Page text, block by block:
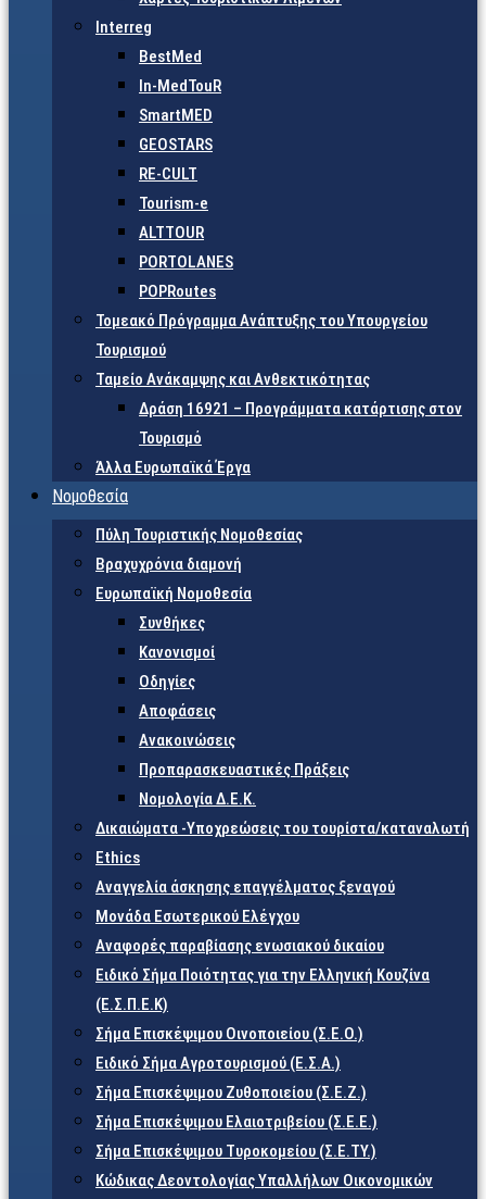
Interreg
BestMed
In-MedTouR
SmartMED
GEOSTARS
RE-CULT
Tourism-e
ALTTOUR
PORTOLANES
POPRoutes
Τομεακό Πρόγραμμα Ανάπτυξης του Υπουργείου
Τουρισμού
Ταμείο Ανάκαμψης και Ανθεκτικότητας
Δράση 16921 – Προγράμματα κατάρτισης στον
Τουρισμό
Άλλα Ευρωπαϊκά Έργα
Νομοθεσία
Πύλη Τουριστικής Νομοθεσίας
Βραχυχρόνια διαμονή
Ευρωπαϊκή Νομοθεσία
Συνθήκες
Κανονισμοί
Οδηγίες
Αποφάσεις
Ανακοινώσεις
Προπαρασκευαστικές Πράξεις
Νομολογία Δ.Ε.Κ.
Δικαιώματα -Υποχρεώσεις του τουρίστα/καταναλωτή
Ethics
Αναγγελία άσκησης επαγγέλματος ξεναγού
Μονάδα Εσωτερικού Ελέγχου
Αναφορές παραβίασης ενωσιακού δικαίου
Ειδικό Σήμα Ποιότητας για την Ελληνική Κουζίνα
(Ε.Σ.Π.Ε.Κ)
Σήμα Επισκέψιμου Οινοποιείου (Σ.Ε.Ο.)
Ειδικό Σήμα Αγροτουρισμού (Ε.Σ.Α.)
Σήμα Επισκέψιμου Ζυθοποιείου (Σ.Ε.Ζ.)
Σήμα Επισκέψιμου Ελαιοτριβείου (Σ.Ε.Ε.)
Σήμα Επισκέψιμου Τυροκομείου (Σ.Ε.TY.)
Κώδικας Δεοντολογίας Υπαλλήλων Οικονομικών